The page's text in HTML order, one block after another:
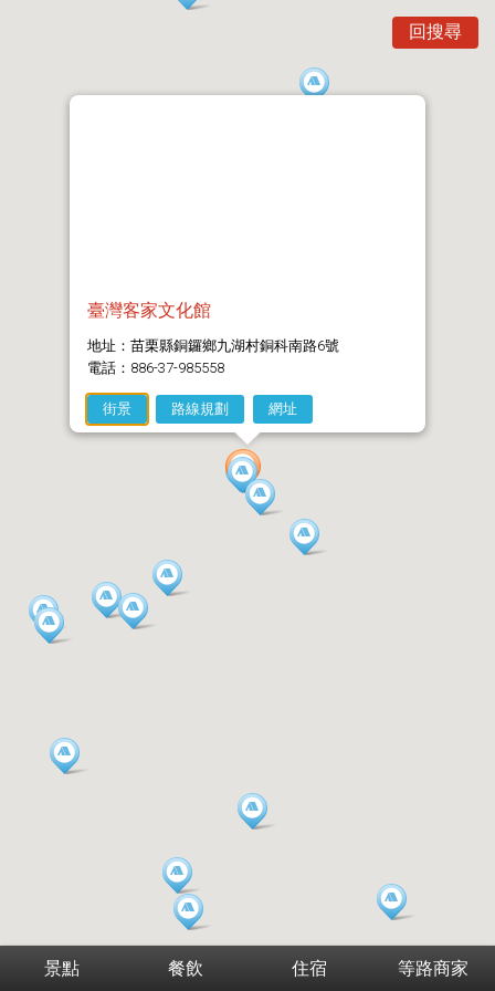
景點 餐飲 住宿 等路商家
回搜尋
臺灣客家文化館
地址：苗栗縣銅鑼鄉九湖村銅科南路6號
電話：886-37-985558
街景 路線規劃 網址